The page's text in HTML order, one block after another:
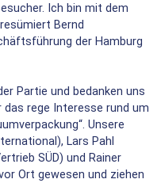
Ich bin mit dem
Bernd
der Hamburg
Partie und bedanken uns
das rege Interesse rund um
Unsere
Lars Pahl
SÜD) und Rainer
Ort gewesen und ziehen